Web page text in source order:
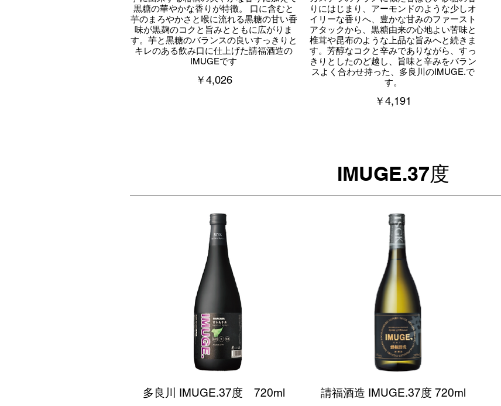
黒糖の華やかな香りが特徴。 口に含むと
芋のまろやかさと喉に流れる黒糖の甘い香
味が黒麹のコクと旨みとともに広がりま
す。芋と黒糖のバランスの良いすっきりと
キレのある飲み口に仕上げた請福酒造の
IMUGEです
￥4,026
りにはじまり、アーモンドのような少しオ
イリーな香りへ、豊かな甘みのファースト
アタックから、黒糖由来の心地よい苦味と
椎茸や昆布のような上品な旨みへと続きま
す。芳醇なコクと辛みでありながら、すっ
きりとしたのど越し、旨味と辛みをバラン
スよく合わせ持った、多良川のIMUGE.で
す。
￥4,191
IMUGE.37度
多良川 IMUGE.37度 720ml 請福酒造 IMUGE.37度 720ml